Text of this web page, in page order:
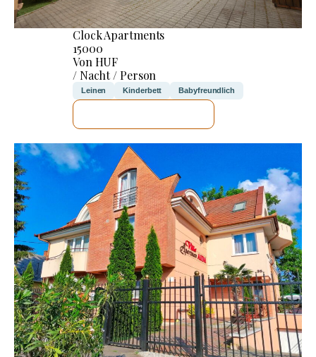
Clock Apartments
15000
Von HUF
/ Nacht / Person
Leinen Kinderbett Babyfreundlich